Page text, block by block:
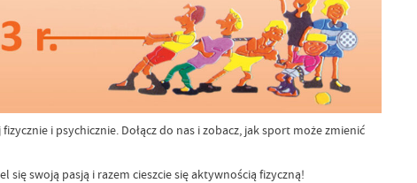
i psychicznie. Dołącz do nas i zobacz, jak sport może zmienić
swoją pasją i razem cieszcie się aktywnością fizyczną!